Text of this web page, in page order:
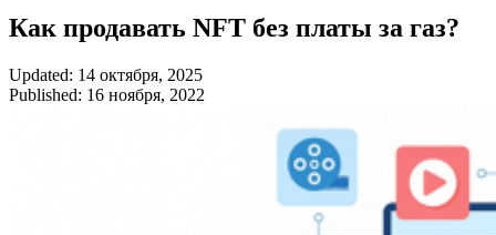
Как продавать NFT без платы за газ?
Updated: 14 октября, 2025
Published: 16 ноября, 2022